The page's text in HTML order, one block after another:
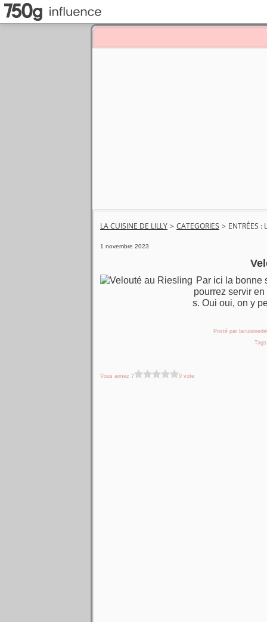
LA CUISINE DE LILLY > CATEGORIES > ENTRÉES :
1 novembre 2023
Par ici la bonne
pourrez servir
s. Oui oui, on y
Posté par
Tags:
Vous aimez ? 0 vote